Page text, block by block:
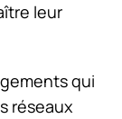
leur
qui
réseaux